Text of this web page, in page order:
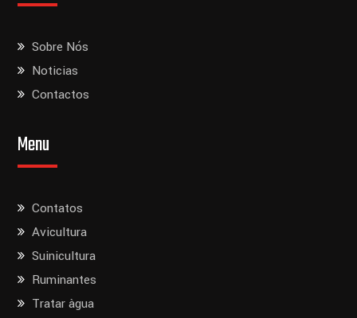
Sobre Nós
Noticias
Contactos
Menu
Contatos
Avicultura
Suinicultura
Ruminantes
Tratar àgua